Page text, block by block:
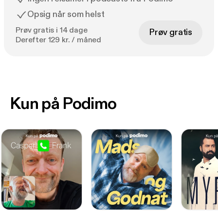
Opsig når som helst
Prøv gratis i 14 dage
Derefter 129 kr. / måned
Prøv gratis
Kun på Podimo